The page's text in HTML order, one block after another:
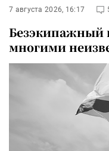
7 августа 2026, 16:17
Безэкипажный
многими